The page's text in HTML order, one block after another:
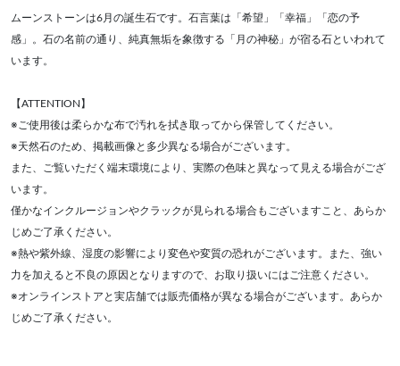
ムーンストーンは6月の誕生石です。石言葉は「希望」「幸福」「恋の予
感」。石の名前の通り、純真無垢を象徴する「月の神秘」が宿る石といわれて
います。
【ATTENTION】
※ご使用後は柔らかな布で汚れを拭き取ってから保管してください。
※天然石のため、掲載画像と多少異なる場合がございます。
また、ご覧いただく端末環境により、実際の色味と異なって見える場合がござ
います。
僅かなインクルージョンやクラックが見られる場合もございますこと、あらか
じめご了承ください。
※熱や紫外線、湿度の影響により変色や変質の恐れがございます。また、強い
力を加えると不良の原因となりますので、お取り扱いにはご注意ください。
※オンラインストアと実店舗では販売価格が異なる場合がございます。あらか
じめご了承ください。